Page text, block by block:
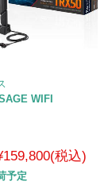
WIFI
税込)
予定